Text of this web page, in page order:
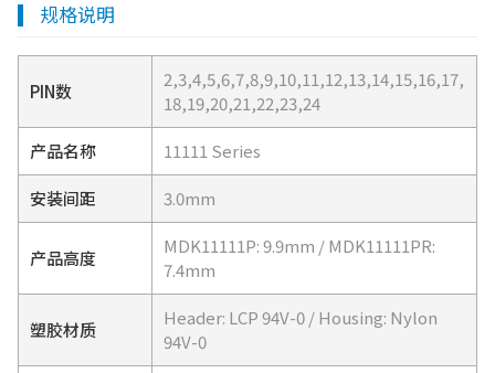
规格说明
PIN数
2,3,4,5,6,7,8,9,10,11,12,13,14,15,16,17,
18,19,20,21,22,23,24
产品名称 11111 Series
安装间距 3.0mm
产品高度
MDK11111P: 9.9mm / MDK11111PR:
7.4mm
塑胶材质
Header: LCP 94V-0 / Housing: Nylon
94V-0